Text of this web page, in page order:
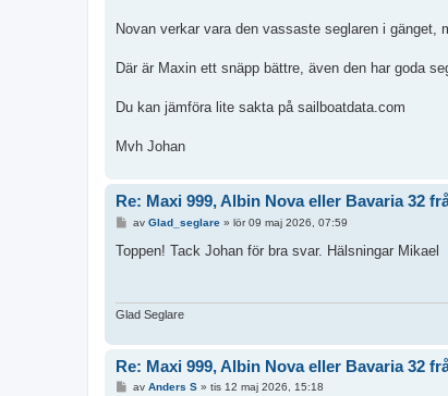
Novan verkar vara den vassaste seglaren i gänget,
Där är Maxin ett snäpp bättre, även den har goda
Du kan jämföra lite sakta på sailboatdata.com
Mvh Johan
Re: Maxi 999, Albin Nova eller Bavaria 32
l
ä
av Glad_seglare» lör 09 maj 2026, 07:59
Toppen! Tack Johan för bra svar. Hälsningar Mikael
Glad Seglare
Re: Maxi 999, Albin Nova eller Bavaria 32
av Anders S» tis 12 maj 2026, 15:18